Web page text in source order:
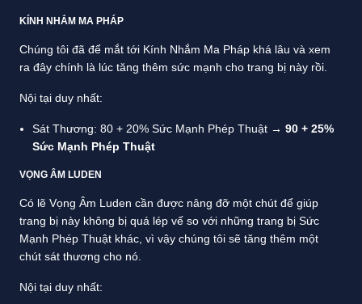
KÍNH NHẮM MA PHÁP
Chúng tôi đã để mắt tới Kính Nhắm Ma Pháp khá lâu và xem
ra đây chính là lúc tăng thêm sức mạnh cho trang bị này rồi.
Nội tại duy nhất:
Sát Thương: 80 + 20% Sức Mạnh Phép Thuật → 90 + 25%
Sức Mạnh Phép Thuật
VỌNG ÂM LUDEN
Có lẽ Vọng Âm Luden cần được nâng đỡ một chút để giúp
trang bị này không bị quá lép vế so với những trang bị Sức
Mạnh Phép Thuật khác, vì vậy chúng tôi sẽ tăng thêm một
chút sát thương cho nó.
Nội tại duy nhất: